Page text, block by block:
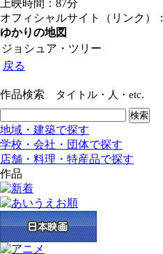
上映時間：87分
オフィシャルサイト（リンク）：
ゆかりの地図
ジョシュア・ツリー
戻る
作品検索 タイトル・人・etc.
地域・建築で探す
学校・会社・団体で探す
店舗・料理・特産品で探す
作品